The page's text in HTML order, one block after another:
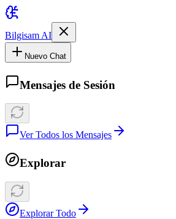
Bilgisam AI
Nuevo Chat
Mensajes de Sesión
Ver Todos los Mensajes
Explorar
Explorar Todo